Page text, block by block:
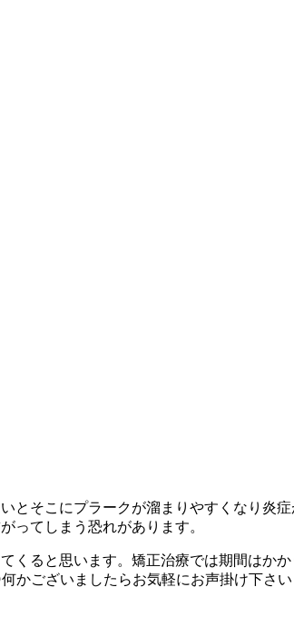
そこにプラークが溜まりやすくなり炎
ってしまう恐れがあります。
ると思います。矯正治療では期間はか
かございましたらお気軽にお声掛け下さい